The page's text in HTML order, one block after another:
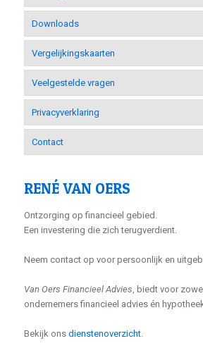
Downloads
Vergelijkingskaarten
Veelgestelde vragen
Privacyverklaring
Contact
RENÉ VAN OERS
Ontzorging op financieel gebied.
Een investering die zich terugverdient.
Neem contact op voor persoonlijk en
Van Oers Financieel Advies , biedt voor
ondernemers financieel advies én
Bekijk ons dienstenoverzicht.